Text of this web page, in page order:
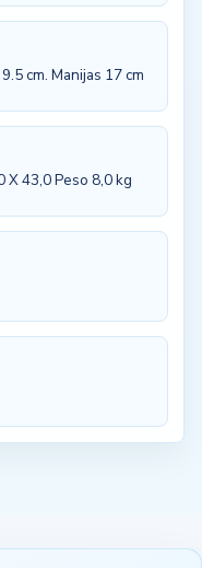
cm. Manijas 17 cm
X 43,0 Peso 8,0 kg